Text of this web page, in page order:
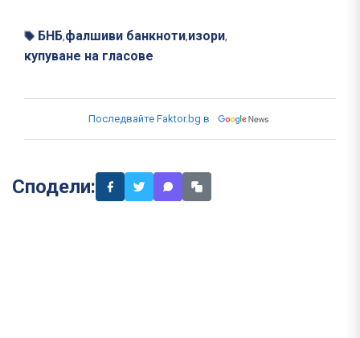
БНБ,фалшиви банкноти,изори,
купуване на гласове
Последвайте Faktor.bg в
Сподели: